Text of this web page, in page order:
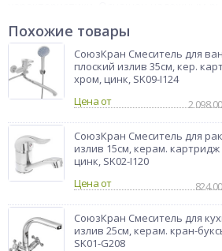
картриджем 35 мм, который не
работает четко и не подвержен
можно передвигать буквально одним
обеспечивает оптимальный напор и
воды, давая легкий массажный
частой чистки. Белый цвет будет
интерьере ванной комнаты.
Тип товара
Смеситель для
ванны
Бренд
СоюзКран
Похожие товары
СоюзКран Смеситель для
плоский излив 35см, кер.
хром, цинк, SK09-I124
Цена от
2 098.00
СоюзКран Смеситель для
излив 15см, керам.
цинк, SK02-I120
Цена от
824.00
СоюзКран Смеситель для
излив 25см, керам. кран-
SK01-G208